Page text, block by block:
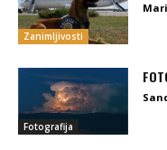
Zanimljivosti
Fotografija